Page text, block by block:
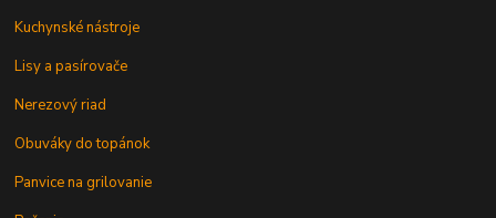
Kuchynské nástroje
Lisy a pasírovače
Nerezový riad
Obuváky do topánok
Panvice na grilovanie